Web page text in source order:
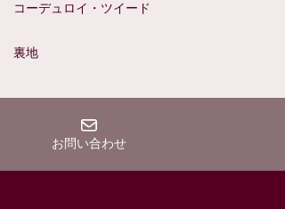
コーデュロイ・ツイード
裏地
お問い合わせ